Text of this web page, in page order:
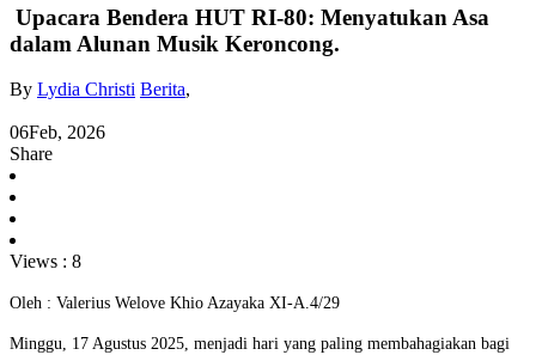
Upacara Bendera HUT RI-80: Menyatukan Asa
dalam Alunan Musik Keroncong.
By Lydia Christi Berita,
06Feb, 2026
Share
Views : 8
Oleh : Valerius Welove Khio Azayaka XI-A.4/29
Minggu, 17 Agustus 2025, menjadi hari yang paling membahagiakan bagi